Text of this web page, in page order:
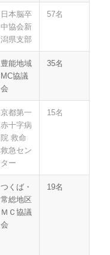
日本脳卒
中協会新
潟県支部
57名
豊能地域
MC協議
会
35名
京都第一
赤十字病
院 救命
救急セン
ター
15名
つくば・
常総地区
ＭＣ協議
会
19名